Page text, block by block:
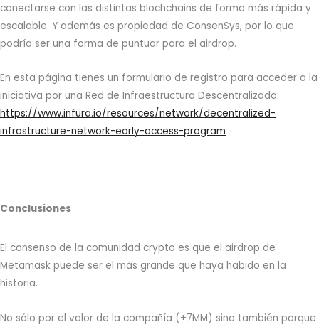
conectarse con las distintas blochchains de forma más rápida y
escalable. Y además es propiedad de ConsenSys, por lo que
podría ser una forma de puntuar para el airdrop.
En esta página tienes un formulario de registro para acceder a la
iniciativa por una Red de Infraestructura Descentralizada:
https://www.infura.io/resources/network/decentralized-
infrastructure-network-early-access-program
Conclusiones
El consenso de la comunidad crypto es que el airdrop de
Metamask puede ser el más grande que haya habido en la
historia.
No sólo por el valor de la compañía (+7MM) sino también porque